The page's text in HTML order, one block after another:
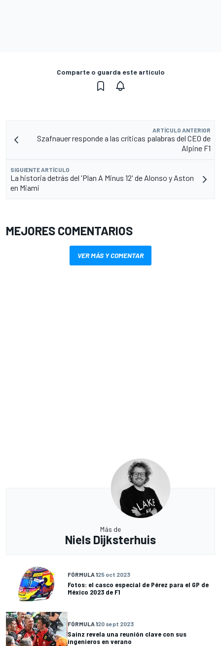
Comparte o guarda este artículo
ARTÍCULO ANTERIOR
Szafnauer responde a las críticas palabras del CEO de
Alpine F1
SIGUIENTE ARTÍCULO
La historia detrás del 'Plan A Minus 12' de Alonso y Aston
en Miami
MEJORES COMENTARIOS
VER MÁS Y COMENTAR
Más de
Niels Dijksterhuis
FÓRMULA 125 oct 2023
Fotos: el casco especial de Pérez para el GP de
México 2023 de F1
FÓRMULA 120 sept 2023
Sainz revela una reunión clave con sus
ingenieros en verano